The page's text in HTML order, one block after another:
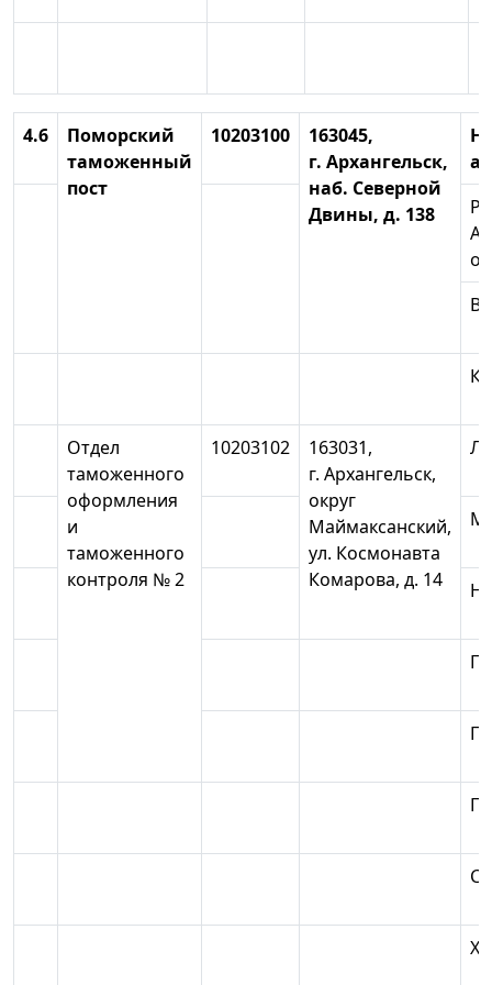
4.6
Поморский
таможенный
пост
10203100
163045,
г. Архангельск,
наб. Северной
Двины, д. 138
Отдел
таможенного
оформления
и
таможенного
контроля № 2
10203102
163031,
г. Архангельск,
округ
Маймаксанский,
ул. Космонавта
Комарова, д. 14